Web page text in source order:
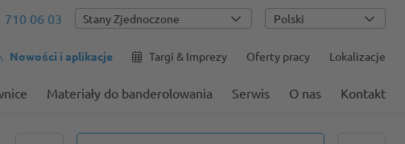
710 06 03 Polski
Nowości i aplikacje Targi & Imprezy Oferty pracy Lokalizacje
Materiały do banderolowania Serwis O nas Kontakt